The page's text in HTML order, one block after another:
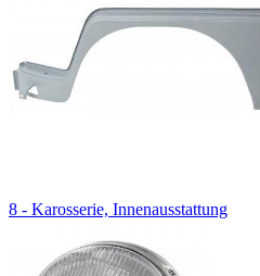
8 - Karosserie, Innenausstattung